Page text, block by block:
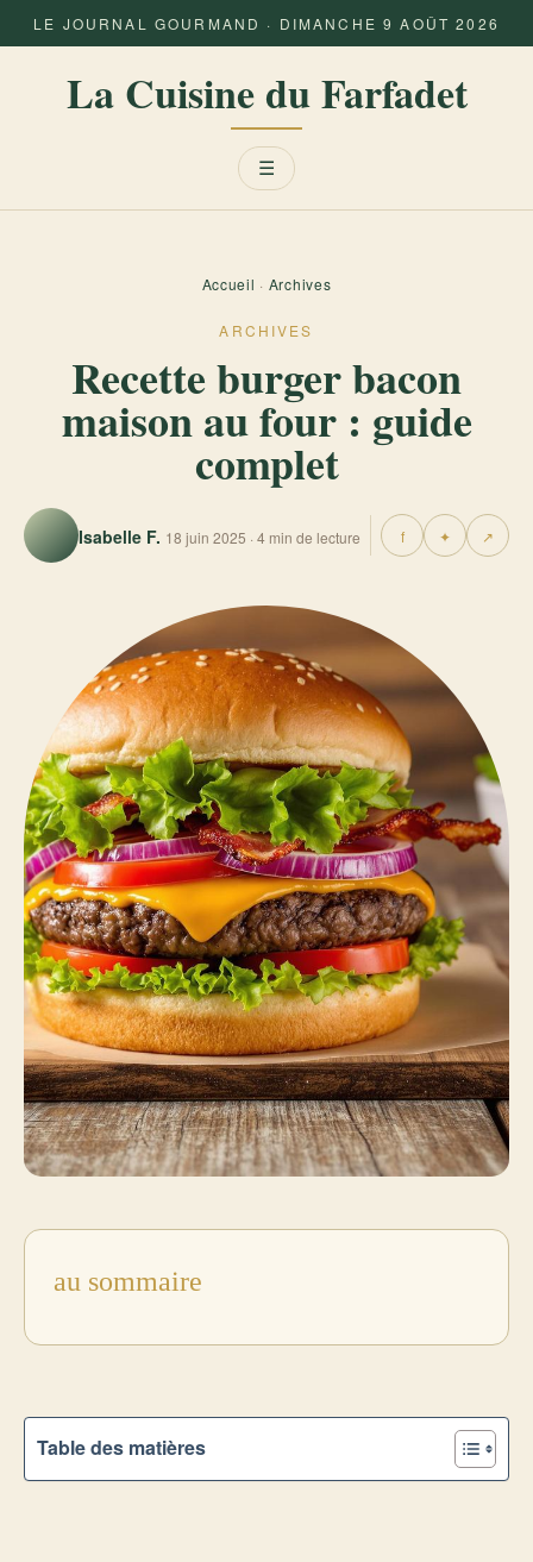
LE JOURNAL GOURMAND · DIMANCHE 9 AOÛT 2026
La Cuisine du Farfadet
Menu
☰
Accueil · Archives
ARCHIVES
Recette burger bacon
maison au four : guide
complet
Isabelle F. 18 juin 2025 · 4 min de lecture f ✦ ↗
au sommaire
Table des matières